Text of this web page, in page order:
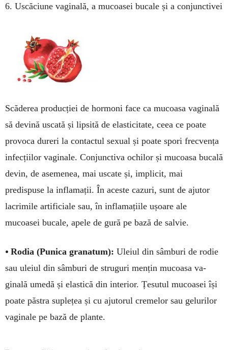
6. Uscăciune vaginală, a mucoa­sei bucale și a conjunctivei
Scăderea producției de hormoni face ca mu­coasa vaginală
să devină uscată și lipsită de elas­ticitate, ceea ce poate
pro­voca dureri la contac­tul sexual și poate spori frec­vența
infecțiilor va­ginale. Conjunctiva ochil­or și mucoasa bucală
de­vin, de asemenea, mai uscate și, implicit, mai
predispuse la inflamații. În aceste cazuri, sunt de ajutor
lacrimile artifi­cia­le sau, în inflamațiile ușoa­­re ale
mucoasei bu­cale, apele de gură pe bază de sal­vie.
• Rodia (Punica granatum): Uleiul din sâmburi de rodie
sau ule­iul din sâmburi de stru­guri mențin mucoasa va­
ginală umedă și elastică din interior. Țesutul mucoasei își
poate păstra suplețea și cu ajutorul cremelor sau gelurilor
vaginale pe bază de plante.